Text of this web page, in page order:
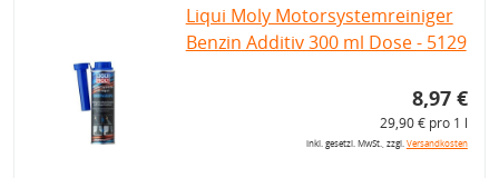
Liqui Moly Motorsystemreiniger
Benzin Additiv 300 ml Dose - 5129
8,97 €
29,90 € pro 1 l
inkl. gesetzl. MwSt., zzgl.Versandkosten